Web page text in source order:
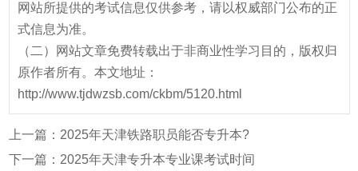
网站所提供的考试信息仅供参考，请以权威部门公布的正
式信息为准。
（二）网站文章免费转载出于非商业性学习目的，版权归
原作者所有。本文地址：
http://www.tjdwzsb.com/ckbm/5120.html
上一篇： 2025年天津铁路职员能否专升本?
下一篇： 2025年天津专升本专业课考试时间